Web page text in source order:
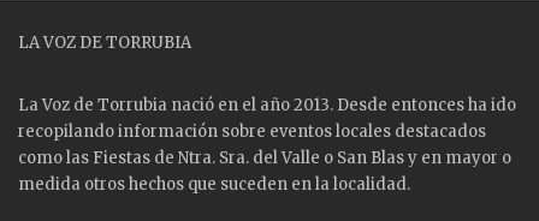
LA VOZ DE TORRUBIA
La Voz de Torrubia nació en el año 2013. Desde entonces ha ido
recopilando información sobre eventos locales destacados
como las Fiestas de Ntra. Sra. del Valle o San Blas y en mayor o
medida otros hechos que suceden en la localidad.